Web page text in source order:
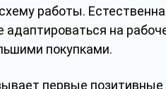
работы.
на
покупками.
первые